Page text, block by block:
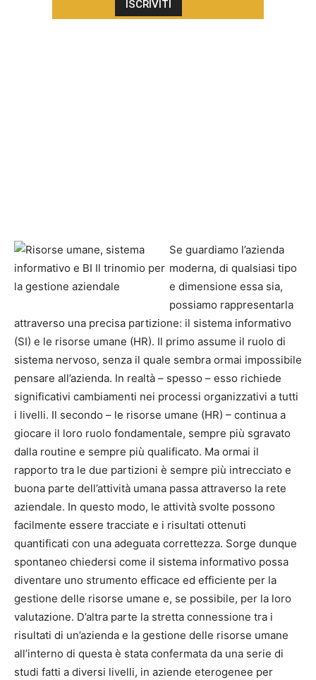
Se guardiamo l’azienda
moderna, di qualsiasi tipo
e dimensione essa sia,
possiamo rappresentarla
attraverso una precisa partizione: il sistema informativo
(SI) e le risorse umane (HR). Il primo assume il ruolo di
sistema nervoso, senza il quale sembra ormai impossibile
pensare all’azienda. In realtà – spesso – esso richiede
significativi cambiamenti nei processi organizzativi a tutti
i livelli. Il secondo – le risorse umane (HR) – continua a
giocare il loro ruolo fondamentale, sempre più sgravato
dalla routine e sempre più qualificato. Ma ormai il
rapporto tra le due partizioni è sempre più intrecciato e
buona parte dell’attività umana passa attraverso la rete
aziendale. In questo modo, le attività svolte possono
facilmente essere tracciate e i risultati ottenuti
quantificati con una adeguata correttezza. Sorge dunque
spontaneo chiedersi come il sistema informativo possa
diventare uno strumento efficace ed efficiente per la
gestione delle risorse umane e, se possibile, per la loro
valutazione. D’altra parte la stretta connessione tra i
risultati di un’azienda e la gestione delle risorse umane
all’interno di questa è stata confermata da una serie di
studi fatti a diversi livelli, in aziende eterogenee per